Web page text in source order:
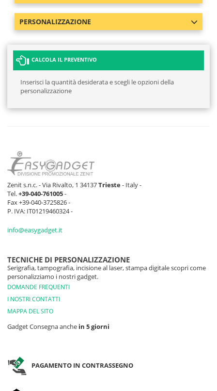
PERSONALIZZAZIONE
CALCOLA IL PREVENTIVO
Inserisci la quantità desiderata e scegli le opzioni della
personalizzazione
Zenit s.n.c. - Via Rivalto, 1 34137Trieste- Italy -
Tel.+39-040-761005-
Fax +39-040-3725826 -
P. IVA: IT01219460324 -
info@easygadget.it
TECNICHE DI PERSONALIZZAZIONE
Serigrafia, tampografia, incisione al laser, stampa digitale scopri come
personalizziamo i nostri gadget.
DOMANDE FREQUENTI
I NOSTRI CONTATTI
MAPPA DEL SITO
Gadget Consegna anche in 5 giorni
PAGAMENTO IN CONTRASSEGNO